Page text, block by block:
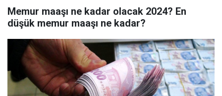
Memur maaşı ne kadar olacak 2024? En
düşük memur maaşı ne kadar?